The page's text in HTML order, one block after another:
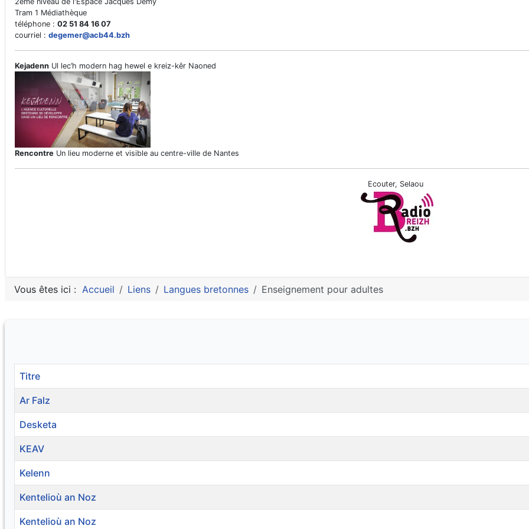
Tram 1 Médiathèque
téléphone : 02 51 84 16 07
courriel : degemer@acb44.bzh
Kejadenn Ul lec’h modern hag hewel e kreiz-kêr Naoned
Rencontre Un lieu moderne et visible au centre-ville de Nantes
Ecouter, Selaou
Vous êtes ici : Accueil Liens Langues bretonnes Enseignement pour adultes
Titre
Ar Falz
Desketa
KEAV
Kelenn
Kentelioù an Noz
Kentelioù an Noz